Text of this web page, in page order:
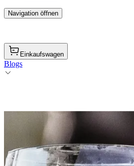
Navigation öffnen
Einkaufswagen
Blogs